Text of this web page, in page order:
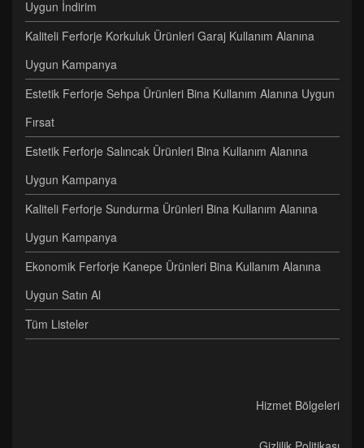
Uygun İndirim
Kaliteli Ferforje Korkuluk Ürünleri Garaj Kullanım Alanına
Uygun Kampanya
Estetik Ferforje Sehpa Ürünleri Bina Kullanım Alanına Uygun
Fırsat
Estetik Ferforje Salıncak Ürünleri Bina Kullanım Alanına
Uygun Kampanya
Kaliteli Ferforje Sundurma Ürünleri Bina Kullanım Alanına
Uygun Kampanya
Ekonomik Ferforje Kanepe Ürünleri Bina Kullanım Alanına
Uygun Satın Al
Tüm Listeler
Hizmet Bölgeleri